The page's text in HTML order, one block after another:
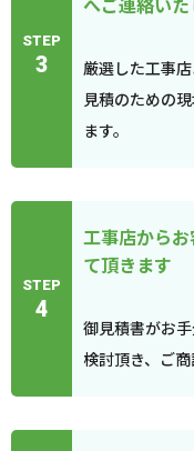
STEP
3
厳選した工事
見積のための
ます。
STEP
4
工事店から
て頂きます
御見積書がお
検討頂き、ご商